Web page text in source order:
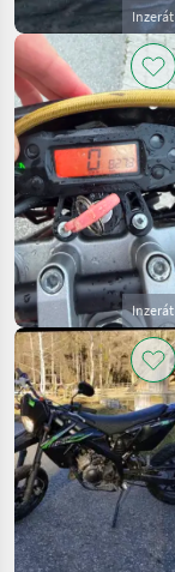
Inzerát
Inzerát